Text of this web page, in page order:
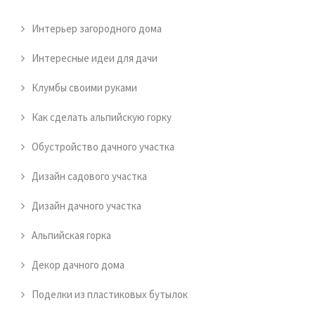
Интерьер загородного дома
Интересные идеи для дачи
Клумбы своими руками
Как сделать альпийскую горку
Обустройство дачного участка
Дизайн садового участка
Дизайн дачного участка
Альпийская горка
Декор дачного дома
Поделки из пластиковых бутылок